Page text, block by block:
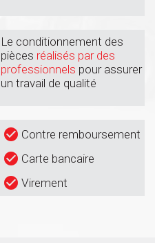
Le conditionnement des
pièces réalisés par des
professionnels pour assurer
un travail de qualité
Contre remboursement
Carte bancaire
Virement